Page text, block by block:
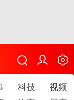
科技
视频